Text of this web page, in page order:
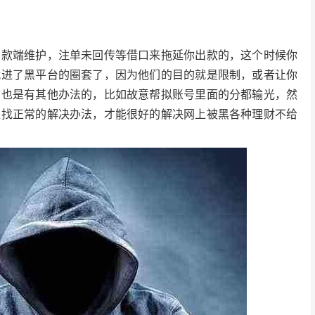
端维护，注单未回传等借口来拖延你出款的，这个时候你
了黑平台的圈套了，因为他们的目的就是限制，或者让你
是有其他办法的，比如故意帮拟账号里面的分都输光，然
正常的解决办法，才能很好的解决网上被黑各种理财不给